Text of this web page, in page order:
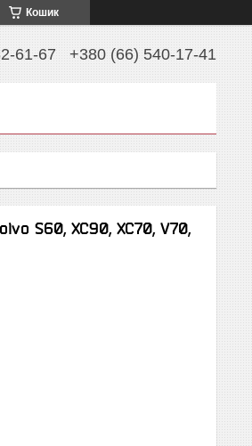
Кошик
61-67 +380 (66) 540-17-41
S60, XC90, XC70, V70,